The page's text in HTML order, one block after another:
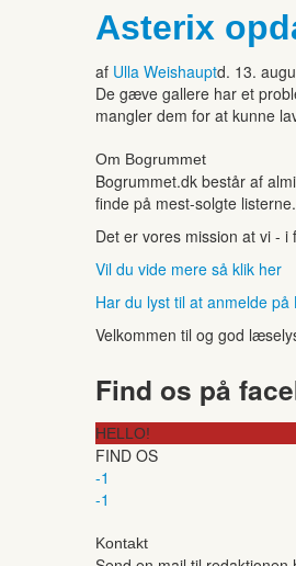
Asterix
af Ulla Weishauptd. 13.
De gæve gallere har et
mangler dem for at kunne
Om Bogrummet
Bogrummet.dk består af
finde på mest-solgte listerne.
Det er vores mission at vi -
Vil du vide mere så klik her
Har du lyst til at anmelde
Velkommen til og god
Find os på
HELLO!
FIND OS
-1
-1
Kontakt